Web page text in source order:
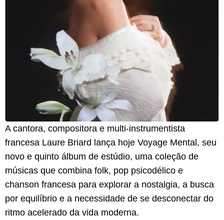
A cantora, compositora e multi-instrumentista
francesa Laure Briard lança hoje Voyage Mental, seu
novo e quinto álbum de estúdio, uma coleção de
músicas que combina folk, pop psicodélico e
chanson francesa para explorar a nostalgia, a busca
por equilíbrio e a necessidade de se desconectar do
ritmo acelerado da vida moderna.